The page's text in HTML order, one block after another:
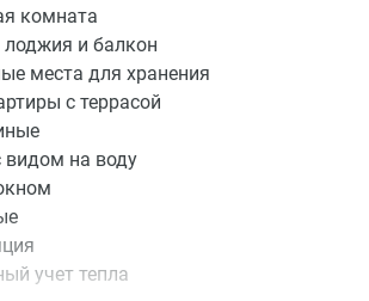
комната
и балкон
места для хранения
с террасой
видом на воду
учет тепла